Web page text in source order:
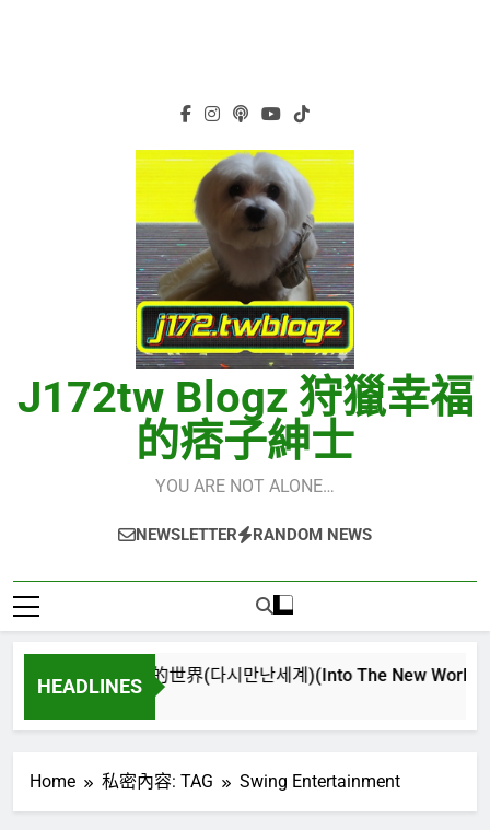
J172tw Blogz 狩獵幸福
的痞子紳士
YOU ARE NOT ALONE…
NEWSLETTER RANDOM NEWS
HEADLINES
再次重逢的世界(다시만난세계)(Into The New World)
Home 私密內容: TAG Swing Entertainment